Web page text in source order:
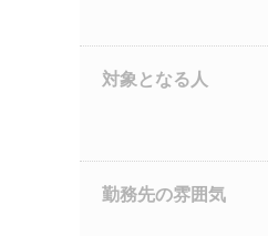
対象となる人
勤務先の雰囲気